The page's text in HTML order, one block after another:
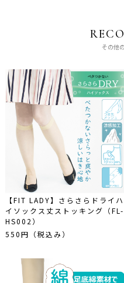
その他
【FIT LADY】さらさらドライハ
イソックス丈ストッキング（FL-
HS002）
550円（税込み）